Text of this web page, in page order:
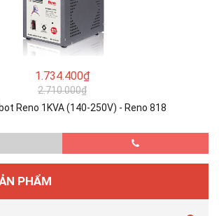
1.734.400₫
2.710.000₫
Reno 1KVA (140-250V) - Reno 818
PHẨM